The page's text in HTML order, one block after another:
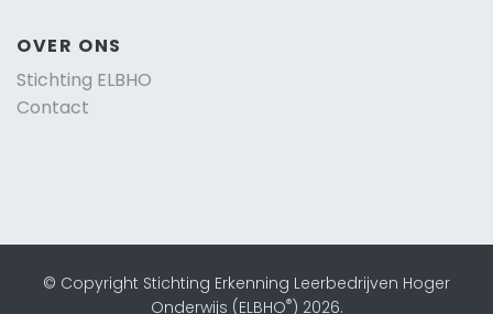
OVER ONS
Stichting ELBHO
Contact
© Copyright Stichting Erkenning Leerbedrijven Hoger
Onderwijs (ELBHO®) 2026.